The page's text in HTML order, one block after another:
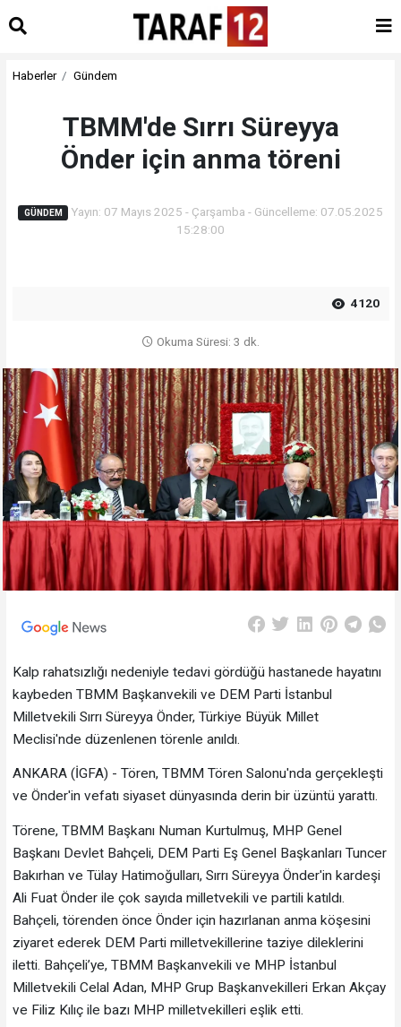
Haberler Gündem
TBMM'de Sırrı Süreyya
Önder için anma töreni
GÜNDEM
Yayın: 07 Mayıs 2025 - Çarşamba - Güncelleme: 07.05.2025
15:28:00
4120
Okuma Süresi: 3 dk.
Kalp rahatsızlığı nedeniyle tedavi gördüğü hastanede hayatını
kaybeden TBMM Başkanvekili ve DEM Parti İstanbul
Milletvekili Sırrı Süreyya Önder, Türkiye Büyük Millet
Meclisi'nde düzenlenen törenle anıldı.
ANKARA (İGFA) - Tören, TBMM Tören Salonu'nda gerçekleşti
ve Önder'in vefatı siyaset dünyasında derin bir üzüntü yarattı.
Törene, TBMM Başkanı Numan Kurtulmuş, MHP Genel
Başkanı Devlet Bahçeli, DEM Parti Eş Genel Başkanları Tuncer
Bakırhan ve Tülay Hatimoğulları, Sırrı Süreyya Önder'in kardeşi
Ali Fuat Önder ile çok sayıda milletvekili ve partili katıldı.
Bahçeli, törenden önce Önder için hazırlanan anma köşesini
ziyaret ederek DEM Parti milletvekillerine taziye dileklerini
iletti. Bahçeli’ye, TBMM Başkanvekili ve MHP İstanbul
Milletvekili Celal Adan, MHP Grup Başkanvekilleri Erkan Akçay
ve Filiz Kılıç ile bazı MHP milletvekilleri eşlik etti.